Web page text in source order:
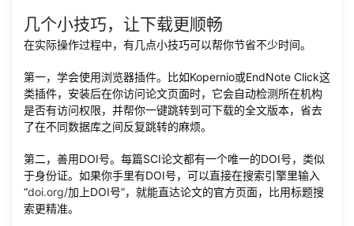
几个小技巧，让下载更顺畅
在实际操作过程中，有几点小技巧可以帮你节省不少时间。
第一，学会使用浏览器插件。比如Kopernio或EndNote Click这
类插件，安装后在你访问论文页面时，它会自动检测所在机构
是否有访问权限，并帮你一键跳转到可下载的全文版本，省去
了在不同数据库之间反复跳转的麻烦。
第二，善用DOI号。每篇SCI论文都有一个唯一的DOI号，类似
于身份证。如果你手里有DOI号，可以直接在搜索引擎里输入
“doi.org/加上DOI号”，就能直达论文的官方页面，比用标题搜
索更精准。